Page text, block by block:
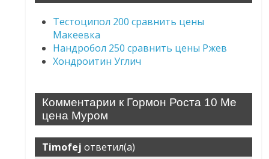
Тестоципол 200 сравнить цены
Макеевка
Нандробол 250 сравнить цены Ржев
Хондроитин Углич
Комментарии к Гормон Роста 10 Me
цена Муром
Timofej ответил(а)